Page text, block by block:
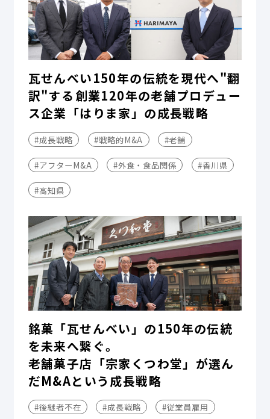
瓦せんべい150年の伝統を現代へ"翻
訳"する――創業120年の老舗プロデュー
ス企業「はりま家」の成長戦略
#成長戦略 #戦略的M&A #老舗
#アフターM&A #外食・食品関係 #香川県
#高知県
銘菓「瓦せんべい」の150年の伝統
を未来へ繋ぐ。
老舗菓子店「宗家くつわ堂」が選ん
だM&Aという成長戦略
#後継者不在 #成長戦略 #従業員雇用